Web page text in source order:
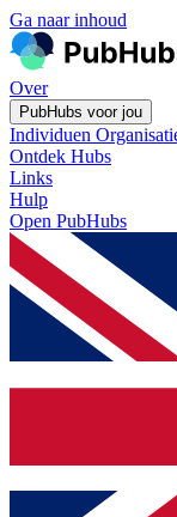
Ga naar inhoud
Over
PubHubs voor jou
Individuen
Ontdek Hubs
Links
Hulp
Open PubHubs